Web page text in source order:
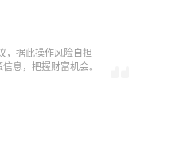
，据此操作风险自担
息，把握财富机会。